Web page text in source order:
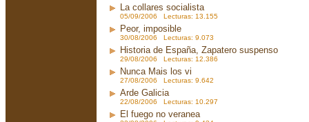
La collares socialista
05/09/2006 Lecturas: 13.155
Peor, imposible
30/08/2006 Lecturas: 9.073
Historia de España, Zapatero suspenso
29/08/2006 Lecturas: 12.386
Nunca Mais los vi
27/08/2006 Lecturas: 9.642
Arde Galicia
22/08/2006 Lecturas: 10.297
El fuego no veranea